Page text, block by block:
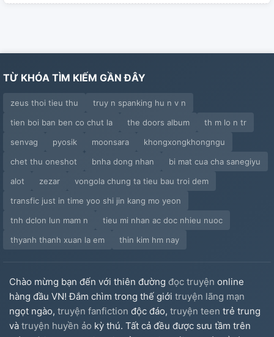
TỪ KHÓA TÌM KIẾM GẦN ĐÂY
zeus thoi tieu thu
truy n spanking hu n v n
tien boi ban ben co chut la
the doors album
th m lo n tr
senvag
pyosik moonsara
khongxongkhongngu
chet thu oneshot
bnha dong nhan
bi mat cua cha sanegiyu
alot
zezar
vongola chung ta tieu bau troi dem
transfic just in time yoo shi jin kang mo yeon
tnh dclon lun mam n
tieu mi nhan ac doc nhieu nuoc
thyanh thanh xuan la em
thin kim hm nay
Chào mừng bạn đến với thiên đường đọc truyện online
hàng đầu VN! Đắm chìm trong thế giới truyện lãng mạn
ngọt ngào, truyện fanfiction độc đáo, truyện teen trẻ trung
và truyện huyền ảo kỳ thú. Tất cả đều được sưu tầm trên